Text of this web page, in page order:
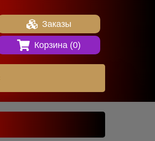
Заказы
Корзина (0)